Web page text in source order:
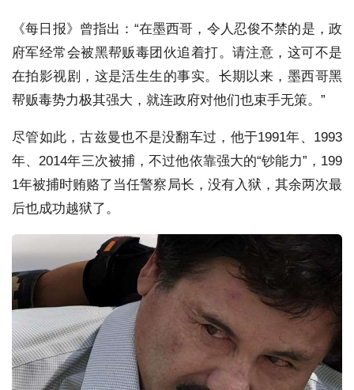
《每日报》曾指出：“在墨西哥，令人忍俊不禁的是，政
府军经常会被黑帮贩毒团伙追着打。请注意，这可不是
在拍影视剧，这是活生生的事实。长期以来，墨西哥黑
帮贩毒势力极其强大，就连政府对他们也束手无策。”
尽管如此，古兹曼也不是没翻车过，他于1991年、1993
年、2014年三次被捕，不过他依靠强大的“钞能力”，199
1年被捕时贿赂了当任警察局长，没有入狱，其余两次最
后也成功越狱了。